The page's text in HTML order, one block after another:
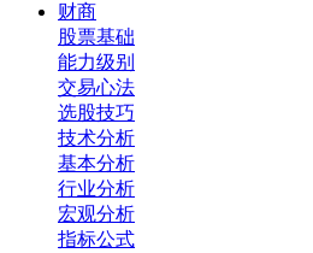
财商
股票基础
能力级别
交易心法
选股技巧
技术分析
基本分析
行业分析
宏观分析
指标公式